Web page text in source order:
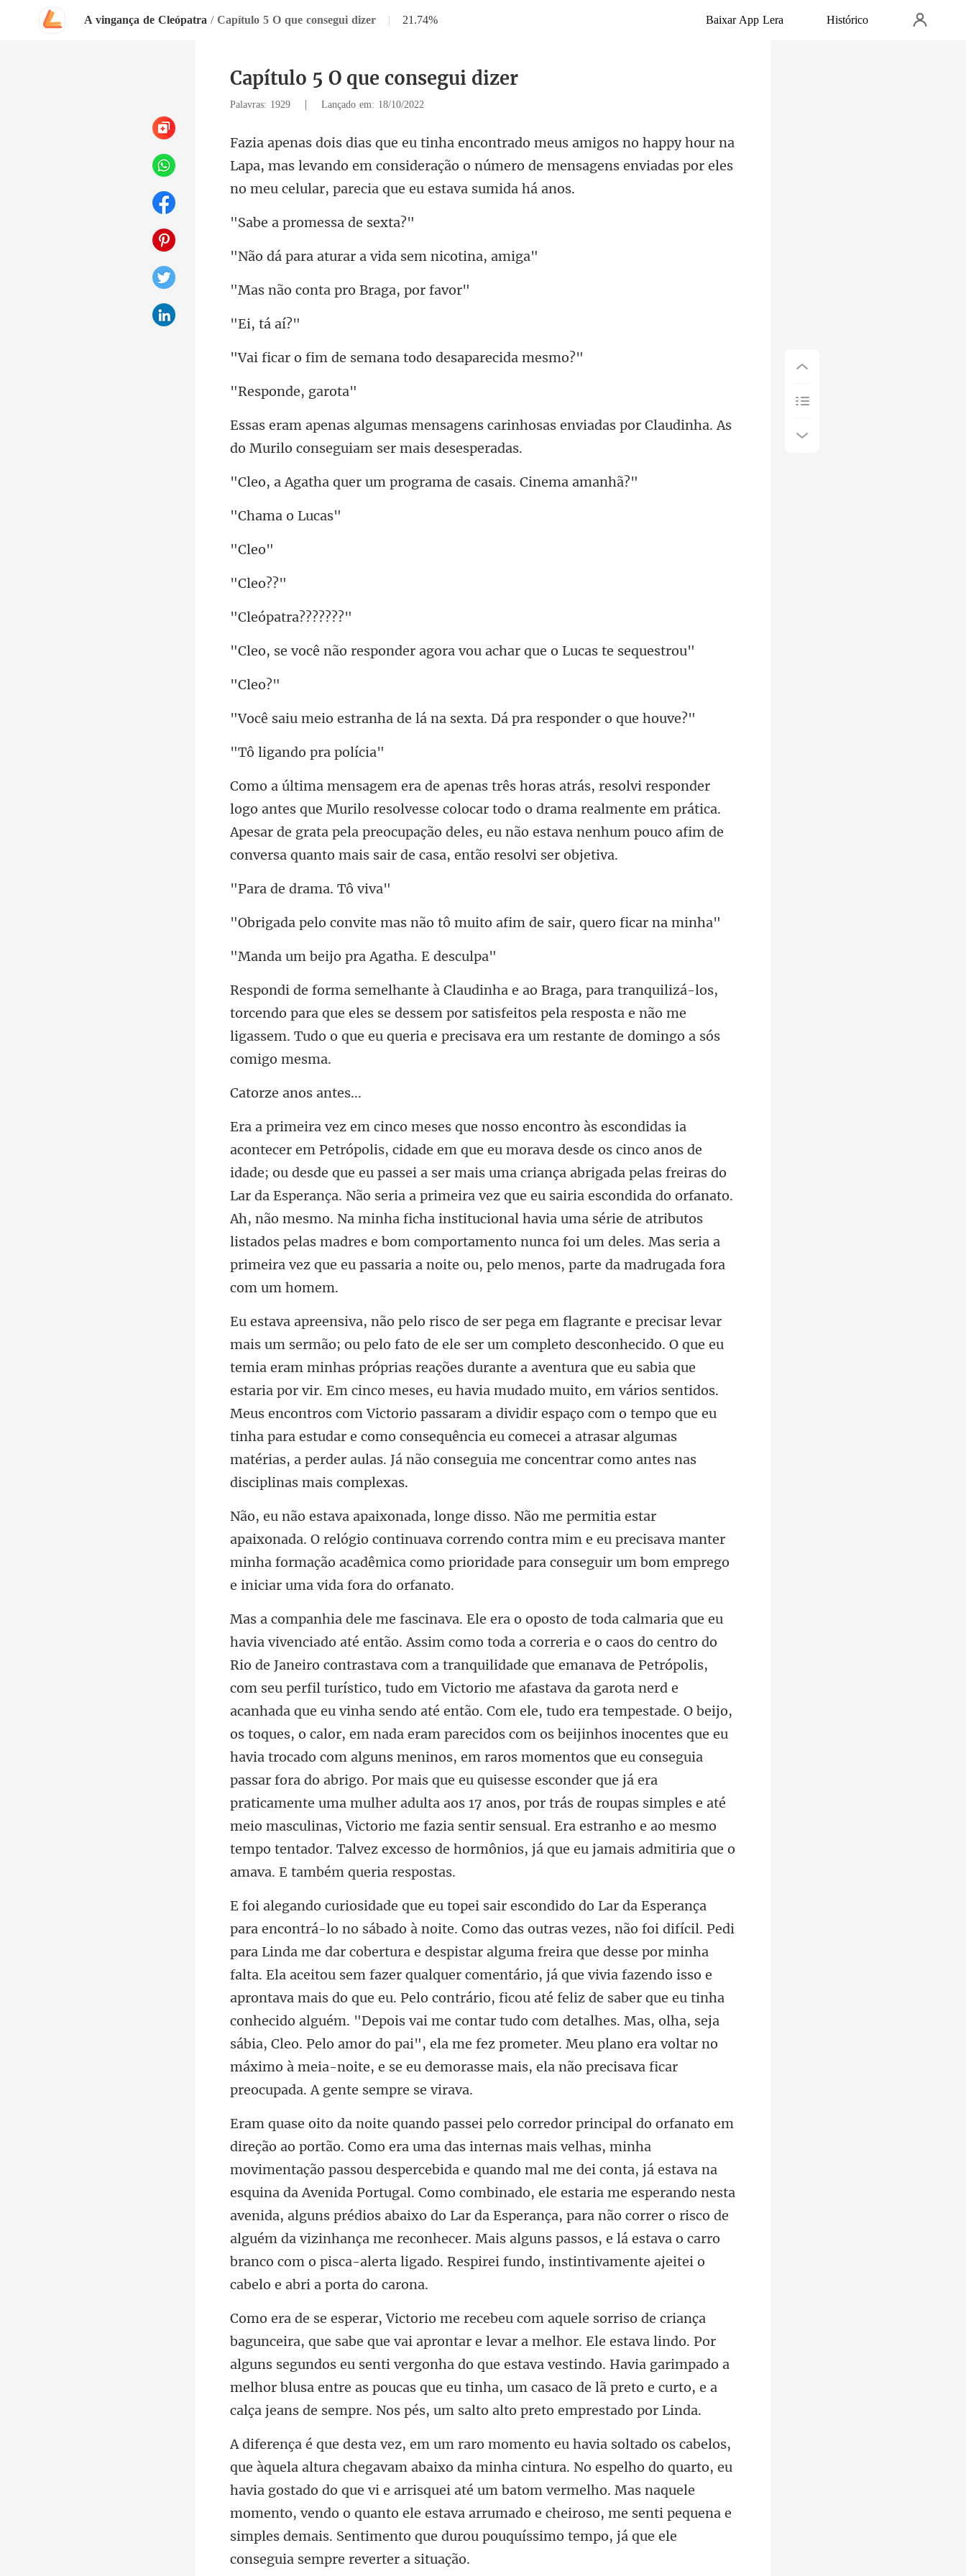
A vingança de Cleópatra / Capítulo 5 O que consegui dizer | 21.74% Baixar App Lera Histórico
Capítulo 5 O que consegui dizer
Palavras: 1929 | Lançado em: 18/10/2022
hour na
Lapa, mas levando em consideração o número de mensagens en
romessa d
urar a vida sem
ta pro Braga
tá
de semana todo de
nde, g
inhosas enviadas por Claudinha. As
do M
r um programa de ca
a o L
le
le
atra??
onder agora vou achar q
le
a de lá na sexta. Dá pr
ndo pra
resolvesse colocar todo o drama realmente em prática.
Apesar de grata pela preocupação deles, e
drama.
s não tô muito afim de sa
jo pra Agatha
cendo para que eles se dessem por satisfeitos pela resposta e não me
ligassem.
anos a
ais uma criança abrigada pelas freiras do
Lar da Esperança. Não seria a primeira vez que eu sairia escondida do orfanato.
Ah, não mesmo. Na minha ficha institucional havia uma sér
reações durante a aventura que eu sabia que
estaria por vir. Em cinco meses, eu havia mudado muito, em vários sentidos.
Meus encontros com Victorio passaram a dividir espaço com o
lógio continuava correndo contra mim e eu precisava manter
minha formação acadêmic
garota nerd e
acanhada que eu vinha sendo até então. Com ele, tudo era tempestade. O beijo,
os toques, o calor, em nada eram parecidos com os beijinhos inocentes que eu
havia trocado com alguns meninos, em raros momentos que eu conseguia
passar fora do abrigo. Por mais que eu quises
esse por minha
falta. Ela aceitou sem fazer qualquer comentário, já que vivia fazendo isso e
aprontava mais do que eu. Pelo contrário, ficou até feliz de saber que eu tinha
conhecido alguém. "Depois vai me contar tu
mal me dei conta, já estava na
esquina da Avenida Portugal. Como combinado, ele estaria me esperando nesta
avenida, alguns prédios abaixo do Lar da Esperança, para não correr o risco d
or. Ele estava lindo. Por
alguns segundos eu senti vergonha do que estava vestindo. Havia garimpado a
melhor blusa entre as po
pelho do quarto, eu
havia gostado do que vi e arrisquei até um batom vermelho. Mas naquele
momento, vendo o quanto ele estava arrumado